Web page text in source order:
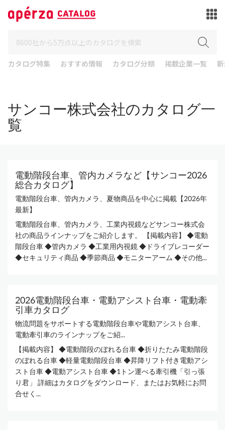
カタログ特集 おすすめ情報 カタログ分類 掲載企業一覧
サンコー株式会社のカタログ一
覧
電動階段台車、管内カメラなど【サンコー2026
総合カタログ】
電動階段台車、管内カメラ、夏物商品を中心に掲載【2026年
最新】
電動階段台車、管内カメラ、工業内視鏡などサンコー株式会
社の商品ラインナップをご紹介します。 【掲載内容】 ◆電動
階段台車 ◆管内カメラ ◆工業用内視鏡 ◆ドライブレコーダー
◆セキュリティ商品 ◆季節商品 ◆モニターアーム ◆その他...
2026電動階段台車・電動アシスト台車・電動牽
引車カタログ
物流問題をサポートする電動階段台車や電動アシスト台車、
電動牽引車のラインナップをご紹...
【掲載内容】 ◆電動階段のぼれる台車 ◆折りたたみ電動階段
のぼれる台車 ◆軽量電動階段台車 ◆昇降リフト付き電動アシ
スト台車 ◆電動アシスト台車 ◆1トン運べる牽引機「引っ張
り君」 詳細はカタログをダウンロード、またはお気軽にお問
合せく...